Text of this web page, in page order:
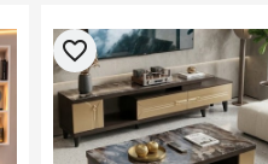
favorite_border